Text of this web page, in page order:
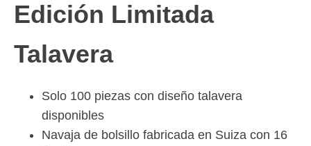
Edición Limitada
Talavera
Solo 100 piezas con diseño talavera
disponibles
Navaja de bolsillo fabricada en Suiza con 16